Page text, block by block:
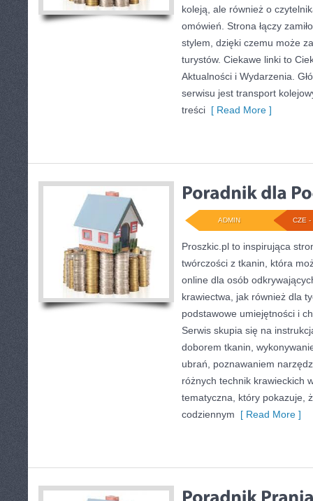
koleją, ale również o
omówień. Strona łączy
stylem, dzięki czemu może
turystów. Ciekawe linki to
Aktualności i Wydarzenia.
serwisu jest transport
treści [ Read More ]
CZE -
ADMIN
Proszkic.pl to inspirująca
twórczości z tkanin, która
online dla osób
krawiectwa, jak również dla
podstawowe umiejętności i
Serwis skupia się na
doborem tkanin,
ubrań, poznawaniem
różnych technik krawieckich
tematyczna, który pokazuje,
codziennym [ Read More ]